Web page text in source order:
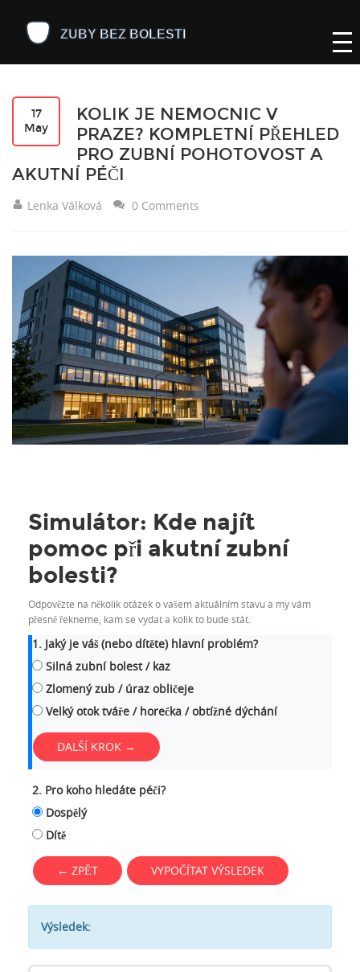
17
May
KOLIK JE NEMOCNIC V
PRAZE? KOMPLETNÍ PŘEHLED
PRO ZUBNÍ POHOTOVOST A
AKUTNÍ PÉČI
Lenka Válková 0 Comments
Simulátor: Kde najít
pomoc při akutní zubní
bolesti?
Odpovězte na několik otázek o vašem aktuálním stavu a my vám
přesně řekneme, kam se vydat a kolik to bude stát.
1. Jaký je váš (nebo dítěte) hlavní problém?
Silná zubní bolest / kaz
Zlomený zub / úraz obličeje
Velký otok tváře / horečka / obtížné dýchání
DALŠÍ KROK →
2. Pro koho hledáte péči?
Dospělý
Dítě
← ZPĚT VYPOČÍTAT VÝSLEDEK
Výsledek: